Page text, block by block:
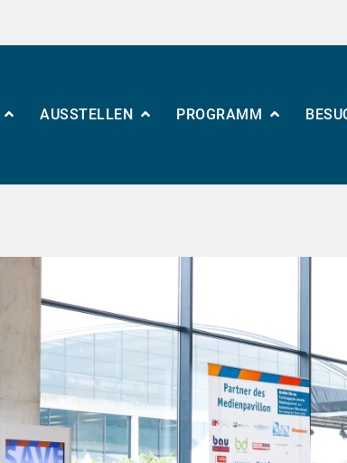
AUSSTELLEN PROGRAMM